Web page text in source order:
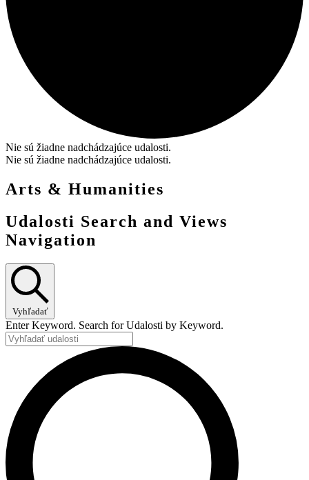
Nie sú žiadne nadchádzajúce udalosti.
Nie sú žiadne nadchádzajúce udalosti.
Arts & Humanities
Udalosti Search and Views
Navigation
Vyhľadať
Enter Keyword. Search for Udalosti by Keyword.